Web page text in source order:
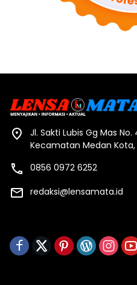
Jl. Sakti Lubis Gg Mas
Kecamatan Medan
0856 0972 6252
redaksi@lensamata.id